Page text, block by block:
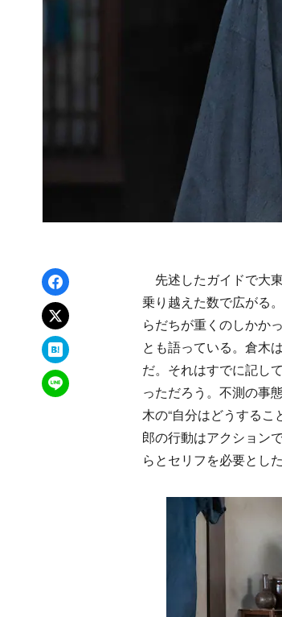
Facebookでシェア
xでポスト
はてなブックマーク
LINEで送る
先述したガイドで大
乗り越えた数で広がる
らだちが重くのしかか
とも語っている。倉木
だ。それはすでに記し
っただろう。不測の事
木の“自分はどうする
郎の行動はアクション
らとセリフを必要とし